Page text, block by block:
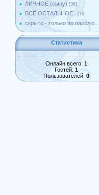
ЛИЧНОЕ (сыну) [36]
ВСЁ ОСТАЛЬНОЕ.. [76]
скрыто - только по паролю..
Статистика
Онлайн всего: 1
Гостей: 1
Пользователей: 0